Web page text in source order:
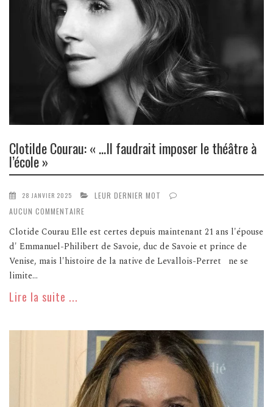
Clotilde Courau: « …Il faudrait imposer le théâtre à
l’école »
28 JANVIER 2025
LEUR DERNIER MOT
AUCUN COMMENTAIRE
Clotide Courau Elle est certes depuis maintenant 21 ans l'épouse
d' Emmanuel-Philibert de Savoie, duc de Savoie et prince de
Venise, mais l'histoire de la native de Levallois-Perret ne se
limite...
Lire la suite ...